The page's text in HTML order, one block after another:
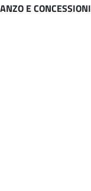
E CONCESSIONI